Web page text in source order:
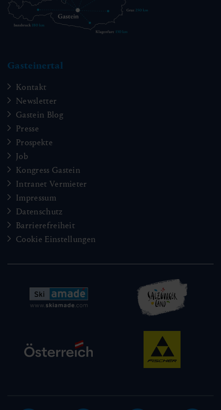
Gasteinertal
Kontakt
Newsletter
Gastein Blog
Presse
Prospekte
Job
Kongress Gastein
Intranet Vermieter
Impressum
Datenschutz
Barrierefreiheit
Cookie Einstellungen